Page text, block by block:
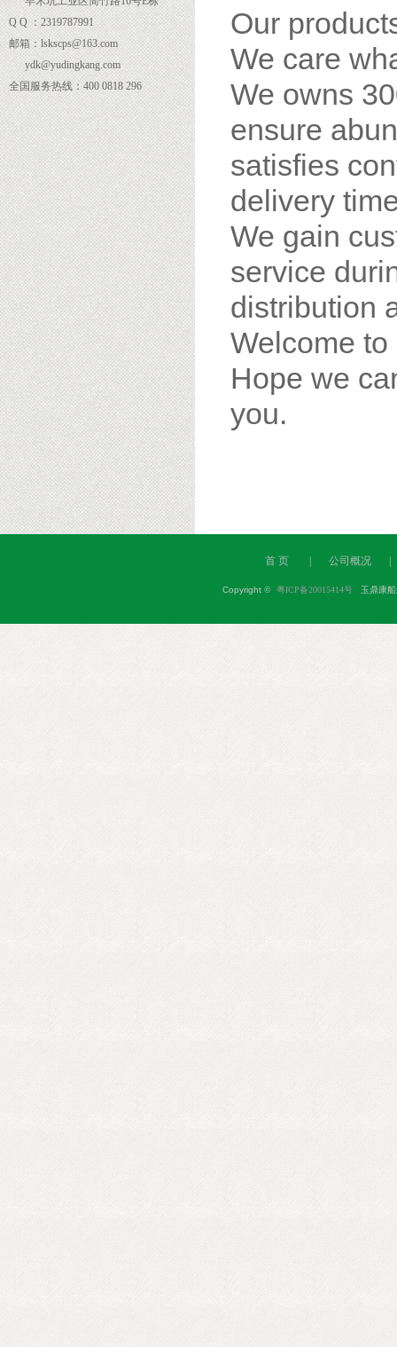
Q Q ：2319787991
邮箱：lskscps@163.com
ydk@yudingkang.com
全国服务热线：400 0818 296
Our
We care
We owns
ensure
satisfies
delivery
We gain
service
distribution
Welcome to
Hope we
you.
首 页 公司概况
Copyright©粤ICP备20015414号 玉鼎康